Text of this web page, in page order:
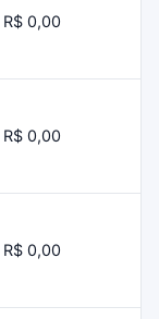
R$ 0,00
R$ 0,00
R$ 0,00